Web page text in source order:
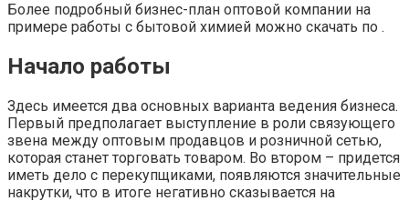
Более подробный бизнес-план оптовой компании на
примере работы с бытовой химией можно скачать по .
Начало работы
Здесь имеется два основных варианта ведения бизнеса.
Первый предполагает выступление в роли связующего
звена между оптовым продавцов и розничной сетью,
которая станет торговать товаром. Во втором – придется
иметь дело с перекупщиками, появляются значительные
накрутки, что в итоге негативно сказывается на